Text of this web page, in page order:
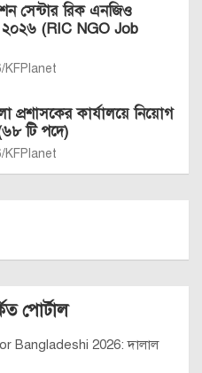
সেন্টার রিক এনজিও
২০২৬ (RIC NGO Job
KFPlanet
প্রশাসকের কার্যালয়ে নিয়োগ
টি পদে)
KFPlanet
পোর্টাল
Bangladeshi 2026: দালাল